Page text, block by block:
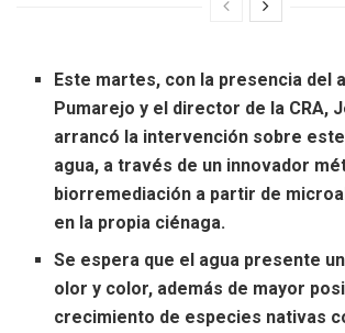
Este martes, con la presencia del
Pumarejo y el director de la CRA,
arrancó la intervención sobre
agua, a través de un innovador
biorremediación a partir de
en la propia ciénaga.
Se espera que el agua presente
olor y color, además de mayor
crecimiento de especies nativas